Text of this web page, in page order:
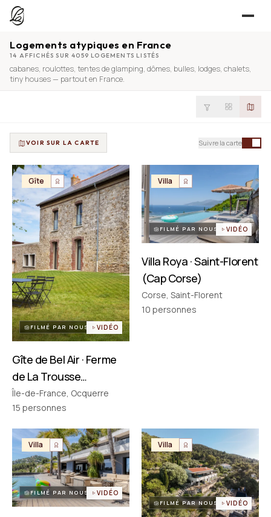
JE CHERCHE
TROUVER UN LIEU
Séjours, tournages, événements — l’annuaire
PROPOSER MON LIEU
Annuaire + reportage photo-vidéo, 0 % commission
Déjà référencé ?Espace pro
Offre conciergeries
Offre agences immobilières
EXPLORER
JOURNAL
Lieux, idées et art de vivre
OUTILS GRATUITS
Simulateurs & scrapers — aucun compte
PARTENAIRES
Réseau choisi un par un
UNE QUESTION ?
Logements atypiques en France
14 AFFICHÉS SUR 4059 LOGEMENTS LISTÉS
cabanes, roulottes, tentes de glamping, dômes, bulles, lodges, chalets,
tiny houses— partout en France.
VOIR SUR LA CARTE Suivre la carte
Gîte
FILMÉ PAR NOUS VIDÉO
Gîte de Bel Air · Ferme
de La Trousse
(Ocquerre)
Île-de-France, Ocquerre
15 personnes
Villa
FILMÉ PAR NOUS VIDÉO
Villa Roya · Saint-Florent
(Cap Corse)
Corse, Saint-Florent
10 personnes
Villa
FILMÉ PAR NOUS VIDÉO
Villa
FILMÉ PAR NOUS VIDÉO